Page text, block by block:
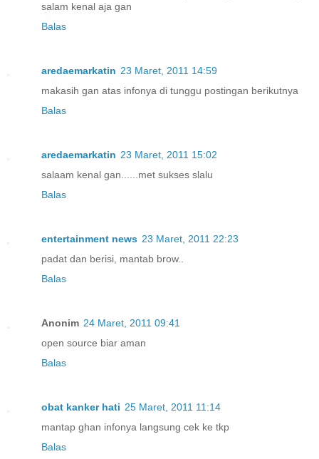
salam kenal aja gan
Balas
aredaemarkatin 23 Maret, 2011 14:59
makasih gan atas infonya di tunggu postingan berikutnya
Balas
aredaemarkatin 23 Maret, 2011 15:02
salaam kenal gan......met sukses slalu
Balas
entertainment news 23 Maret, 2011 22:23
padat dan berisi, mantab brow..
Balas
Anonim 24 Maret, 2011 09:41
open source biar aman
Balas
obat kanker hati 25 Maret, 2011 11:14
mantap ghan infonya langsung cek ke tkp
Balas